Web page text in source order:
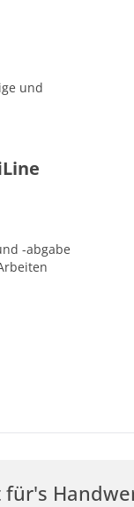
und
-abgabe
für's